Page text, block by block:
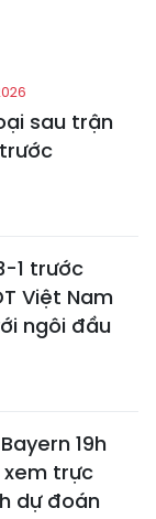
sau trận
1 trước
Việt Nam
ngôi đầu
19h
xem trực
dự đoán